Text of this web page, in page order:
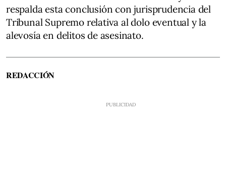
respalda esta conclusión con jurisprudencia del
Tribunal Supremo relativa al dolo eventual y la
alevosía en delitos de asesinato.
REDACCIÓN